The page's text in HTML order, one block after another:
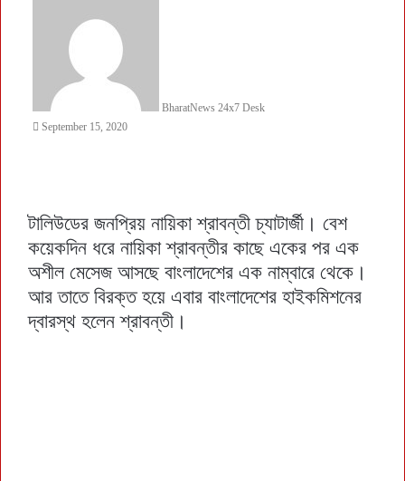
BharatNews 24x7 Desk
September 15, 2020
টালিউডের জনপ্রিয় নায়িকা শ্রাবন্তী চ্যাটার্জী। বেশ
কয়েকদিন ধরে নায়িকা শ্রাবন্তীর কাছে একের পর এক
অশীল মেসেজ আসছে বাংলাদেশের এক নাম্বারে থেকে।
আর তাতে বিরক্ত হয়ে এবার বাংলাদেশের হাইকমিশনের
দ্বারস্থ হলেন শ্রাবন্তী।